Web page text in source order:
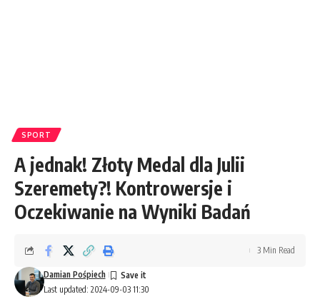
SPORT
A jednak! Złoty Medal dla Julii
Szeremety?! Kontrowersje i
Oczekiwanie na Wyniki Badań
Last updated: 2024-09-03 11:30
Damian Pośpiech
3 Min Read